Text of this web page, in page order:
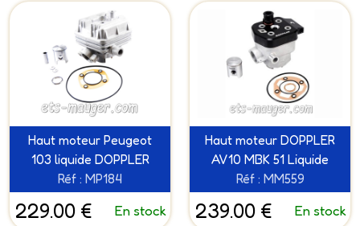
Haut moteur Peugeot
103 liquide DOPPLER
Réf : MP184
229.00 € En stock
Haut moteur DOPPLER
AV10 MBK 51 Liquide
Réf : MM559
239.00 € En stock